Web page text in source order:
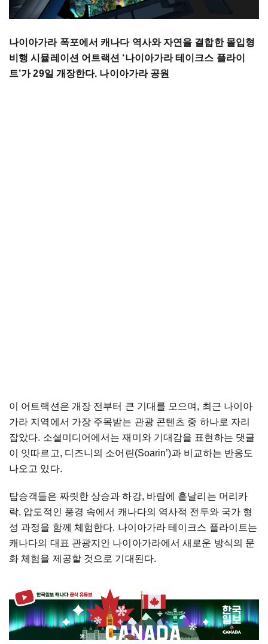
나이아가라 폭포에서 캐나다 역사와 자연을 결합한 몰입형
비행 시뮬레이션 어트랙션 ‘나이아가라 테이크스 플라이
트’가 29일 개장한다. 나이아가라 공원
이 어트랙션은 개장 전부터 큰 기대를 모으며, 최근 나이아
가라 지역에서 가장 주목받는 관광 콘텐츠 중 하나로 자리
잡았다. 소셜미디어에서는 재미와 기대감을 표현하는 댓글
이 잇따르고, 디즈니의 소어린(Soarin’)과 비교하는 반응도
나오고 있다.
탑승객들은 짜릿한 상승과 하강, 바람에 흩날리는 머리카
락, 압도적인 풍경 속에서 캐나다의 역사적 전투와 국가 형
성 과정을 함께 체험한다. 나이아가라 테이크스 플라이트는
캐나다의 대표 관광지인 나이아가라에서 새로운 방식의 문
화 체험을 제공할 것으로 기대된다.